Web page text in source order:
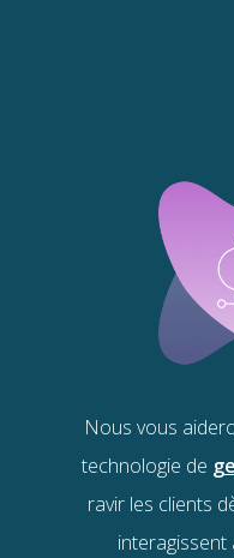
Nous vous
technologie de
ravir les clients
interagissent